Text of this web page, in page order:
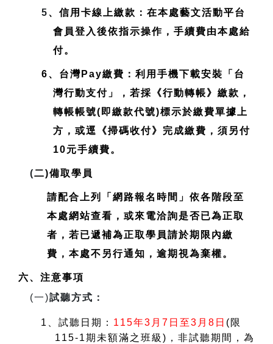
5、信用卡線上繳款：在本處藝文活動平台
會員登入後依指示操作，手續費由本處給
付。
6、台灣Pay繳費：利用手機下載安裝「台
灣行動支付」，若採《行動轉帳》繳款，
轉帳帳號(即繳款代號)標示於繳費單據上
方，或逕《掃碼收付》完成繳費，須另付
10元手續費。
(二)備取學員
請配合上列「網路報名時間」依各階段至
本處網站查看，或來電洽詢是否已為正取
者，若已遞補為正取學員請於期限內繳
費，本處不另行通知，逾期視為棄權。
六、注意事項
(一)試聽方式：
1 、試聽日期： 115年3月7日至3月8日 ( 限
115-1期未額滿之班級)，非試聽期間，為